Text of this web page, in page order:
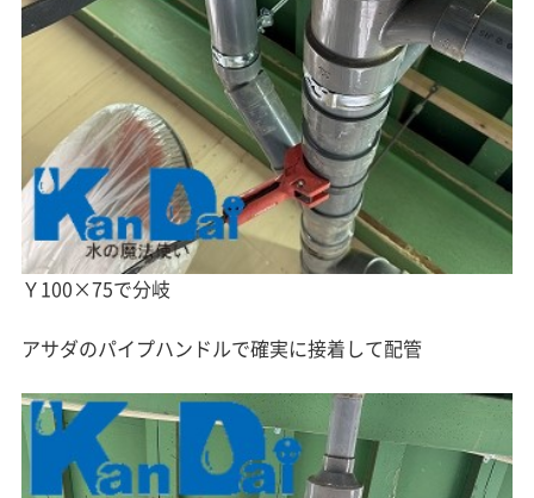
Ｙ100×75で分岐
アサダのパイプハンドルで確実に接着して配管